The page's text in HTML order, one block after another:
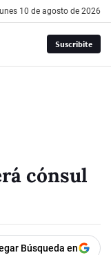
lunes 10 de agosto de 2026
Suscribite
cónsul
Búsqueda en